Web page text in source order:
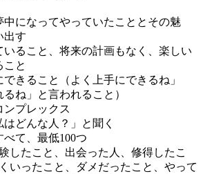
中になってやっていたこととその魅
出す
いること、将来の計画もなく、楽しい
こと
きること（よく上手にできるね」
るね」と言われること）
ンプレックス
どんな人？」と聞く
て、最低100つ
したこと、出会った人、修得したこ
いったこと、ダメだったこと、やって